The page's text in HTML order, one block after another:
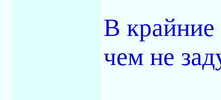
В крайние
чем не